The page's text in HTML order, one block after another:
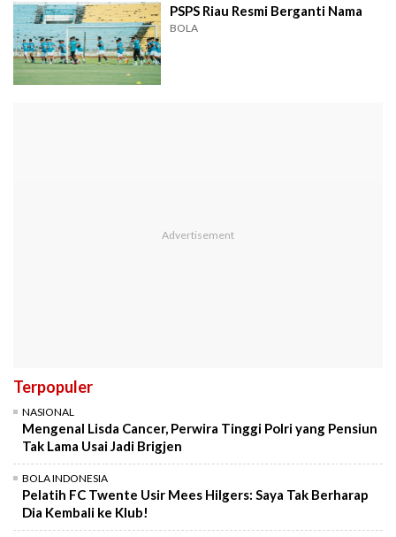
PSPS Riau Resmi Berganti Nama
BOLA
Terpopuler
NASIONAL
Mengenal Lisda Cancer, Perwira Tinggi Polri yang Pensiun
Tak Lama Usai Jadi Brigjen
BOLA INDONESIA
Pelatih FC Twente Usir Mees Hilgers: Saya Tak Berharap
Dia Kembali ke Klub!